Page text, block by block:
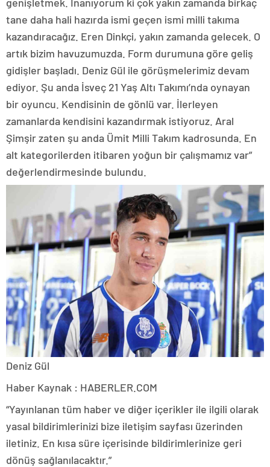
tane daha hali hazırda ismi geçen ismi milli takıma
kazandıracağız. Eren Dinkçi, yakın zamanda gelecek. O
artık bizim havuzumuzda. Form durumuna göre geliş
gidişler başladı. Deniz Gül ile görüşmelerimiz devam
ediyor. Şu anda İsveç 21 Yaş Altı Takımı’nda oynayan
bir oyuncu. Kendisinin de gönlü var. İlerleyen
zamanlarda kendisini kazandırmak istiyoruz. Aral
Şimşir zaten şu anda Ümit Milli Takım kadrosunda. En
alt kategorilerden itibaren yoğun bir çalışmamız var”
değerlendirmesinde bulundu.
Deniz Gül
Haber Kaynak : HABERLER.COM
“Yayınlanan tüm haber ve diğer içerikler ile ilgili olarak
yasal bildirimlerinizi bize iletişim sayfası üzerinden
iletiniz. En kısa süre içerisinde bildirimlerinize geri
dönüş sağlanılacaktır.”